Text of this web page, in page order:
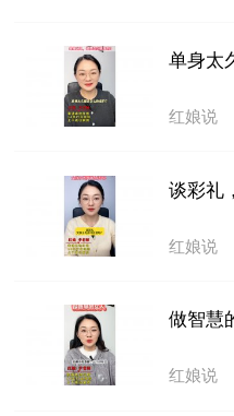
单身太
红娘说
谈彩礼
红娘说
做智慧
红娘说